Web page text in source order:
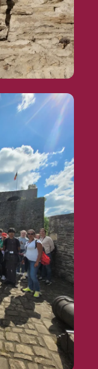
pour être
de